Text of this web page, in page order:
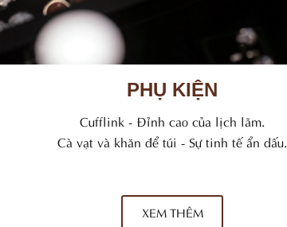
PHỤ KIỆN
Cufflink - Đỉnh cao của lịch lãm.
Cà vạt và khăn để túi - Sự tinh tế ẩn dấu.
XEM THÊM